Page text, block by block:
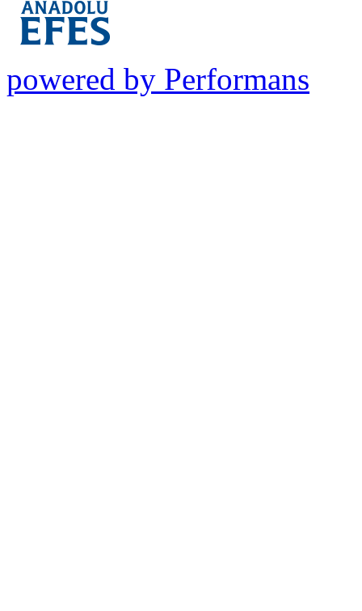
powered by Performans